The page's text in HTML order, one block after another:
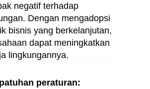
negatif terhadap
Dengan mengadopsi
bisnis yang berkelanjutan,
dapat meningkatkan
lingkungannya.
peraturan: